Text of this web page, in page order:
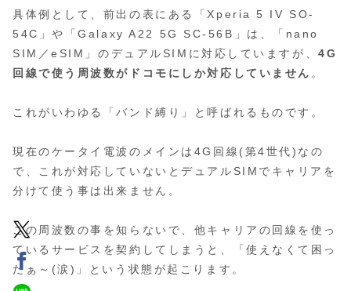
具体例として、前出の表にある「Xperia 5 IV SO-
54C」や「Galaxy A22 5G SC-56B」は、「nano
SIM／eSIM」のデュアルSIMに対応していますが、4G
回線で使う周波数がドコモにしか対応していません 。
これがいわゆる「バンド縛り」と呼ばれるものです。
現在のケータイ電波のメインは4G回線(第4世代)なの
で、これが対応していないとデュアルSIMでキャリアを
分けて使う事は出来ません。
この周波数の事を知らないで、他キャリアの回線を使っ
ているサービスを契約してしまうと、「使えなくて困っ
たぁ～(涙)」という状態が起こります。